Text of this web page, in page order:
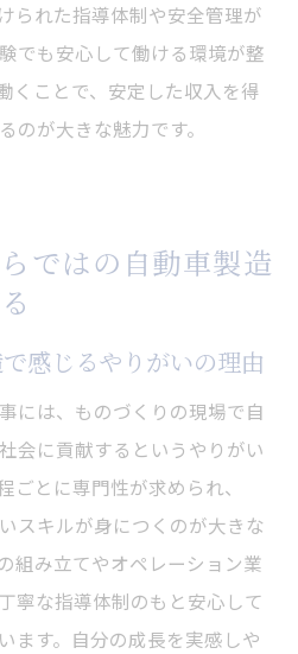
られた指導体制や安全管理が
でも安心して働ける環境が整
くことで、安定した収入を得
のが大きな魅力です。
ではの自動車製造
感じるやりがいの理由
には、ものづくりの現場で自
会に貢献するというやりがい
ごとに専門性が求められ、
スキルが身につくのが大きな
組み立てやオペレーション業
寧な指導体制のもと安心して
ます。自分の成長を実感しや